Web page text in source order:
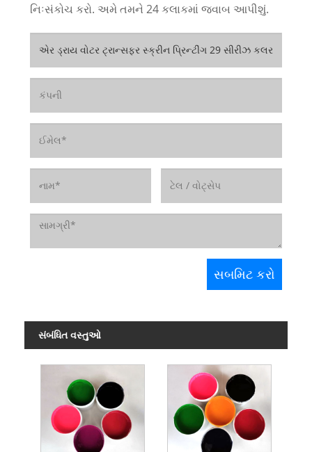
નિઃસંકોચ કરો. અમે તમને 24 કલાકમાં જવાબ આપીશું.
સંબંધિત વસ્તુઓ